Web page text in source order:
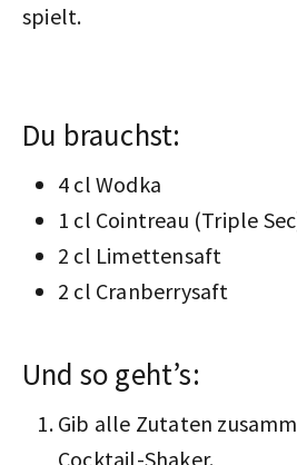
spielt.
Du brauchst:
4 cl Wodka
1 cl Cointreau (Triple
2 cl Limettensaft
2 cl Cranberrysaft
Und so geht’s:
Gib alle Zutaten
Cocktail-Shaker.